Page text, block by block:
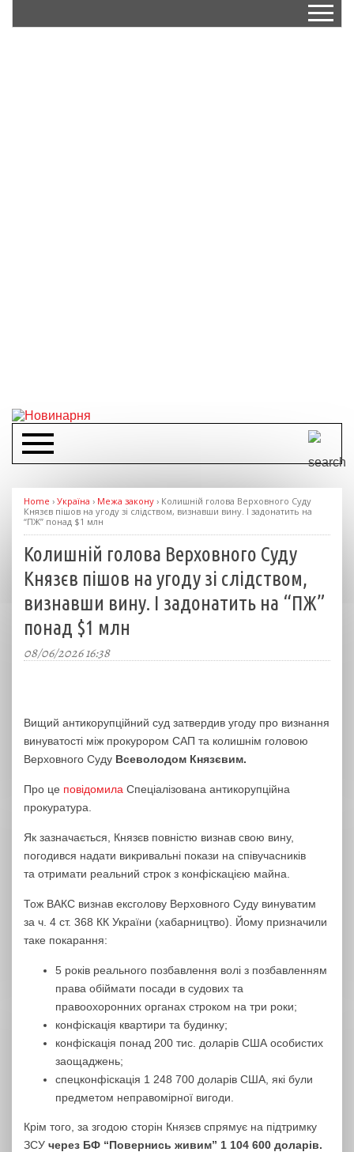
Home › Україна › Межа закону › Колишній голова Верховного Суду
Князєв пішов на угоду зі слідством, визнавши вину. І задонатить на
“ПЖ” понад $1 млн
Колишній голова Верховного Суду
Князєв пішов на угоду зі слідством,
визнавши вину. І задонатить на “ПЖ”
понад $1 млн
08/06/2026 16:38
Вищий антикорупційний суд затвердив угоду про визнання
винуватості між прокурором САП та колишнім головою
Верховного Суду Всеволодом Князєвим.
Про це повідомила Спеціалізована антикорупційна
прокуратура.
Як зазначається, Князєв повністю визнав свою вину,
погодився надати викривальні покази на співучасників
та отримати реальний строк з конфіскацією майна.
Тож ВАКС визнав ексголову Верховного Суду винуватим
за ч. 4 ст. 368 КК України (хабарництво). Йому призначили
таке покарання:
5 років реального позбавлення волі з позбавленням
права обіймати посади в судових та
правоохоронних органах строком на три роки;
конфіскація квартири та будинку;
конфіскація понад 200 тис. доларів США особистих
заощаджень;
спецконфіскація 1 248 700 доларів США, які були
предметом неправомірної вигоди.
Крім того, за згодою сторін Князєв спрямує на підтримку
ЗСУ через БФ “Повернись живим” 1 104 600 доларів.